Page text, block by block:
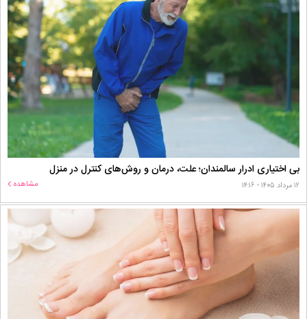
بی اختیاری ادرار سالمندان؛ علت، درمان و روش‌های کنترل در منزل
۱۲ مرداد ۱۴۰۵ - ۱۴:۱۶ مشاهده